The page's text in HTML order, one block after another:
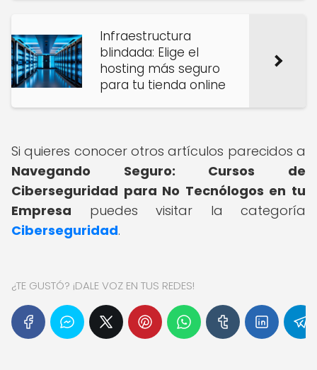
Infraestructura
blindada: Elige el
hosting más seguro
para tu tienda online
Si quieres conocer otros artículos parecidos a
Navegando Seguro: Cursos de
Ciberseguridad para No Tecnólogos en tu
Empresa puedes visitar la categoría
Ciberseguridad.
¿TE GUSTÓ? ¡DALE VOZ EN TUS REDES!